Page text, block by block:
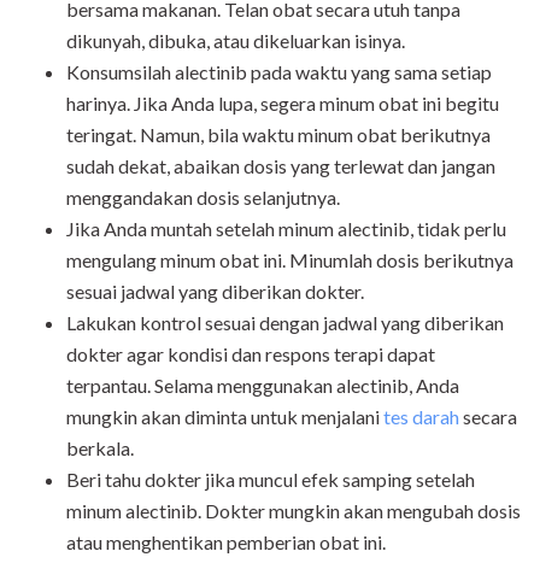
bersama makanan. Telan obat secara utuh tanpa
dikunyah, dibuka, atau dikeluarkan isinya.
Konsumsilah alectinib pada waktu yang sama setiap
harinya. Jika Anda lupa, segera minum obat ini begitu
teringat. Namun, bila waktu minum obat berikutnya
sudah dekat, abaikan dosis yang terlewat dan jangan
menggandakan dosis selanjutnya.
Jika Anda muntah setelah minum alectinib, tidak perlu
mengulang minum obat ini. Minumlah dosis berikutnya
sesuai jadwal yang diberikan dokter.
Lakukan kontrol sesuai dengan jadwal yang diberikan
dokter agar kondisi dan respons terapi dapat
terpantau. Selama menggunakan alectinib, Anda
mungkin akan diminta untuk menjalanites darahsecara
berkala.
Beri tahu dokter jika muncul efek samping setelah
minum alectinib. Dokter mungkin akan mengubah dosis
atau menghentikan pemberian obat ini.